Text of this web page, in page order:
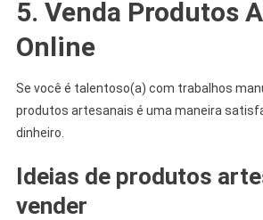
5. Venda Produtos
Online
Se você é talentoso(a) com trabalhos
produtos artesanais é uma maneira
dinheiro.
Ideias de produtos
vender